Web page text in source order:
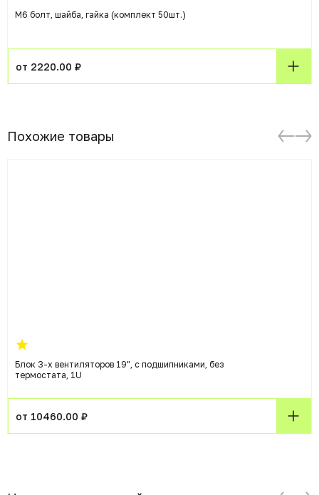
М6 болт, шайба, гайка (комплект 50шт.)
от 2220.00 ₽
Похожие товары
Блок 3-х вентиляторов 19", с подшипниками, без
термостата, 1U
от 10460.00 ₽